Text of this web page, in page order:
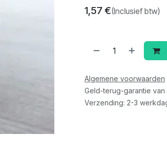
1,57 €(Inclusief btw)
Algemene voorwaarden
Geld-terug-garantie van
Verzending: 2-3